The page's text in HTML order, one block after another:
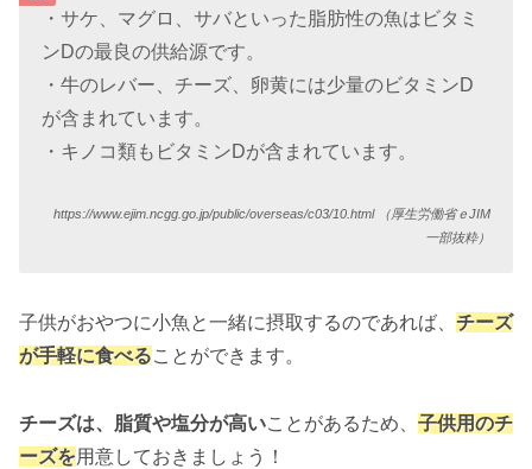
・サケ、マグロ、サバといった脂肪性の魚はビタミ
ンDの最良の供給源です。
・牛のレバー、チーズ、卵黄には少量のビタミンD
が含まれています。
・キノコ類もビタミンDが含まれています。
https://www.ejim.ncgg.go.jp/public/overseas/c03/10.html （厚生労働省ｅJIM
一部抜粋）
子供がおやつに小魚と一緒に摂取するのであれば、 チーズ
が手軽に食べることができます。
チーズは、脂質や塩分が高いことがあるため、 子供用のチ
ーズを用意しておきましょう！